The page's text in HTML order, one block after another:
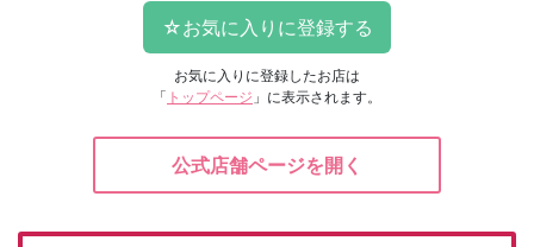
お気に入りに登録したお店は
「 トップページ 」に表示されます。
公式店舗ページを開く